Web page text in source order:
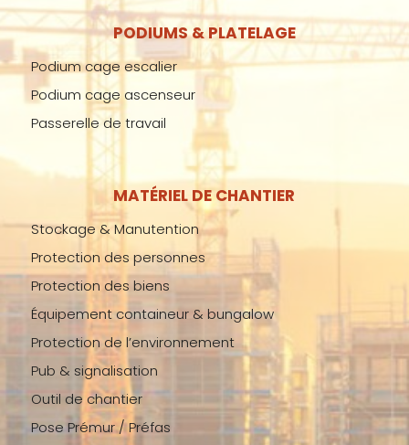
PODIUMS & PLATELAGE
Podium cage escalier
Podium cage ascenseur
Passerelle de travail
MATÉRIEL DE CHANTIER
Stockage & Manutention
Protection des personnes
Protection des biens
Équipement containeur & bungalow
Protection de l’environnement
Pub & signalisation
Outil de chantier
Pose Prémur / Préfas